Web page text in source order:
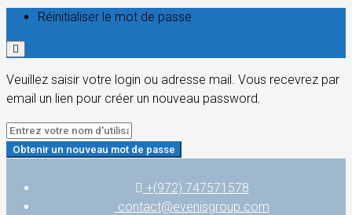
Réinitialiser le mot de passe
Veuillez saisir votre login ou adresse mail. Vous recevrez par
email un lien pour créer un nouveau password.
Obtenir un nouveau mot de passe
+(972) 747571578
contact@evenisgroup.com